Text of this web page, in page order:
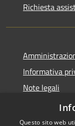
Richiesta
Informativa
Note legali
Dichiarazione
Questo sito web